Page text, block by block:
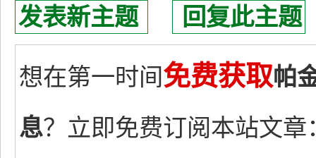
发表新主题 回复此主题
想在第一时间免费获取帕
息？立即免费订阅本站文章